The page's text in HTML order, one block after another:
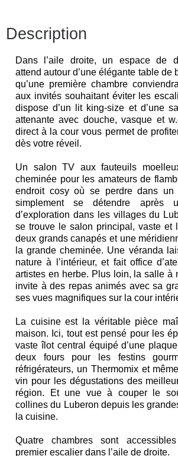
Description
Dans l’aile droite, un espace de
attend autour d’une élégante table de
qu’une première chambre
aux invités souhaitant éviter les
dispose d’un lit king-size et d’une
attenante avec douche, vasque et
direct à la cour vous permet de
dès votre réveil.
Un salon TV aux fauteuils
cheminée pour les amateurs de
endroit cosy où se perdre dans
simplement se détendre après
d’exploration dans les villages du
se trouve le salon principal, vaste et
deux grands canapés et une
la grande cheminée. Une véranda
nature à l’intérieur, et fait office
artistes en herbe. Plus loin, la salle à
invite à des repas animés avec sa
ses vues magnifiques sur la cour
La cuisine est la véritable pièce
maison. Ici, tout est pensé pour les
vaste îlot central équipé d’une
deux fours pour les festins
réfrigérateurs, un Thermomix et
vin pour les dégustations des
région. Et une vue à couper le
collines du Luberon depuis les
la cuisine.
Quatre chambres sont
premier escalier dans l’aile de droite.